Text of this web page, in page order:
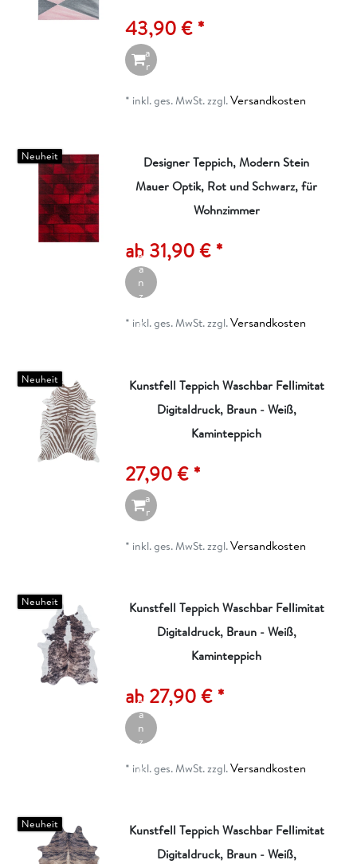
43,90 € *
n
W
a
r
e
n
k
* inkl. ges. MwSt.zzgl.Versandkosten
Neuheit
Designer Teppich, Modern Stein
Mauer Optik, Rot und Schwarz, für
Wohnzimmer
ab 31,90 € *
ik
el
a
n
z
g
* inkl. ges. MwSt.zzgl.Versandkosten
Neuheit
Kunstfell Teppich Waschbar Fellimitat
Digitaldruck, Braun - Weiß,
Kaminteppich
27,90 € *
n
W
a
r
e
n
k
* inkl. ges. MwSt.zzgl.Versandkosten
Neuheit
Kunstfell Teppich Waschbar Fellimitat
Digitaldruck, Braun - Weiß,
Kaminteppich
ab 27,90 € *
ik
el
a
n
z
g
* inkl. ges. MwSt.zzgl.Versandkosten
Neuheit
Kunstfell Teppich Waschbar Fellimitat
Digitaldruck, Braun - Weiß,